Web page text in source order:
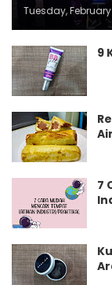
Tuesday, February
9
7